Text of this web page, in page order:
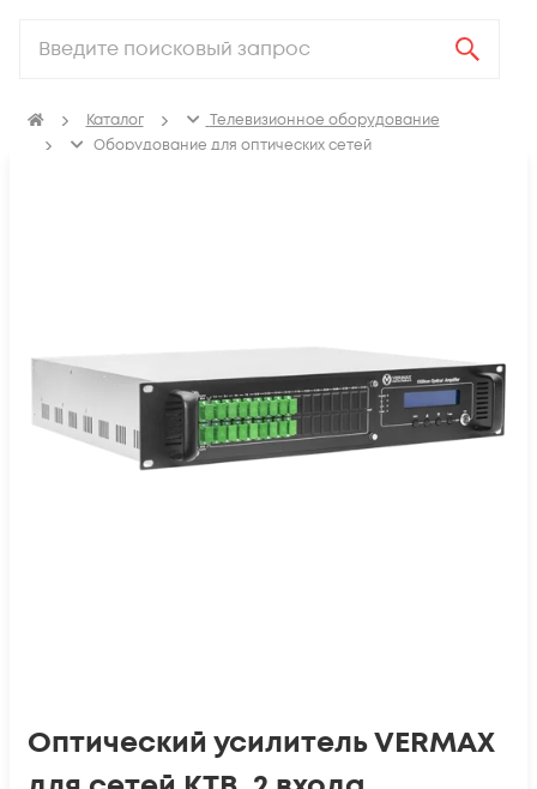
Каталог
Телевизионное оборудование
Оборудование для оптических сетей
Оптический усилитель VERMAX